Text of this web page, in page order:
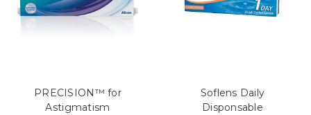
PRECISION™ for
Astigmatism
Soflens Daily
Disponsable